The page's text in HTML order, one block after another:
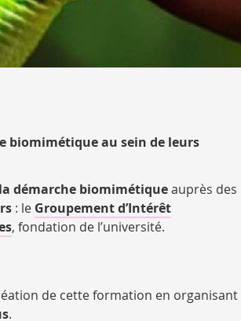
biomimétique au sein de leurs
démarche biomimétiqueauprès des
: le Groupement d’Intérêt
, fondation de l’université.
de cette formation en organisant
.